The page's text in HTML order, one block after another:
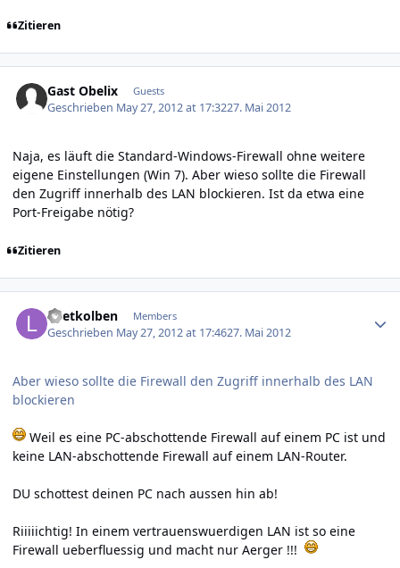
Zitieren
Gast Obelix Guests
Geschrieben May 27, 2012 at 17:3227. Mai 2012
Naja, es läuft die Standard-Windows-Firewall ohne weitere
eigene Einstellungen (Win 7). Aber wieso sollte die Firewall
den Zugriff innerhalb des LAN blockieren. Ist da etwa eine
Port-Freigabe nötig?
Zitieren
Loetkolben Members
Geschrieben May 27, 2012 at 17:4627. Mai 2012
Aber wieso sollte die Firewall den Zugriff innerhalb des LAN
blockieren
Weil es eine PC-abschottende Firewall auf einem PC ist und
keine LAN-abschottende Firewall auf einem LAN-Router.
DU schottest deinen PC nach aussen hin ab!
Riiiiichtig! In einem vertrauenswuerdigen LAN ist so eine
Firewall ueberfluessig und macht nur Aerger !!!